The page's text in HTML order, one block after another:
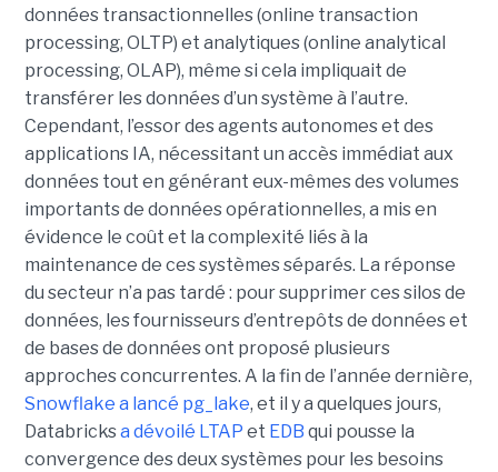
données transactionnelles (online transaction
processing, OLTP) et analytiques (online analytical
processing, OLAP), même si cela impliquait de
transférer les données d’un système à l’autre.
Cependant, l’essor des agents autonomes et des
applications IA, nécessitant un accès immédiat aux
données tout en générant eux-mêmes des volumes
importants de données opérationnelles, a mis en
évidence le coût et la complexité liés à la
maintenance de ces systèmes séparés. La réponse
du secteur n’a pas tardé : pour supprimer ces silos de
données, les fournisseurs d’entrepôts de données et
de bases de données ont proposé plusieurs
approches concurrentes. A la fin de l’année dernière,
Snowflake a lancé pg_lake, et il y a quelques jours,
Databricksa dévoilé LTAP et EDB qui pousse la
convergence des deux systèmes pour les besoins